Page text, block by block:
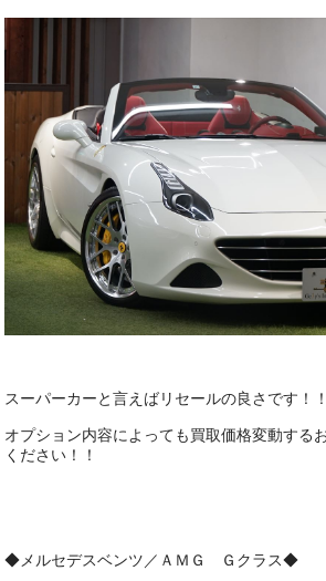
スーパーカーと言えばリセールの良さです！！
オプション内容によっても買取価格変動する
ください！！
◆メルセデスベンツ／ＡＭＧ Ｇクラス◆